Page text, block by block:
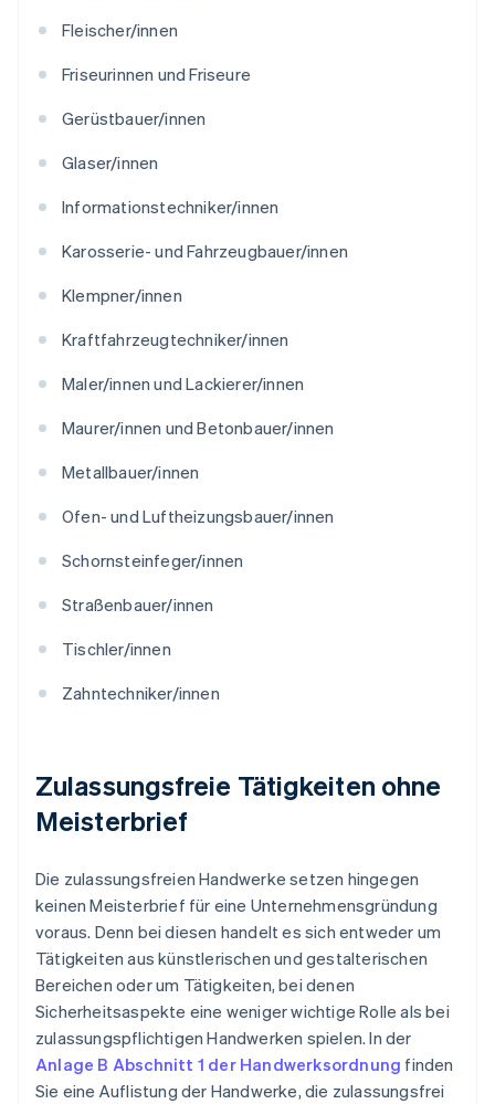
Fleischer/innen
Friseurinnen und Friseure
Gerüstbauer/innen
Glaser/innen
Informationstechniker/innen
Karosserie- und Fahrzeugbauer/innen
Klempner/innen
Kraftfahrzeugtechniker/innen
Maler/innen und Lackierer/innen
Maurer/innen und Betonbauer/innen
Metallbauer/innen
Ofen- und Luftheizungsbauer/innen
Schornsteinfeger/innen
Straßenbauer/innen
Tischler/innen
Zahntechniker/innen
Zulassungsfreie Tätigkeiten ohne
Meisterbrief
Die zulassungsfreien Handwerke setzen hingegen
keinen Meisterbrief für eine Unternehmensgründung
voraus. Denn bei diesen handelt es sich entweder um
Tätigkeiten aus künstlerischen und gestalterischen
Bereichen oder um Tätigkeiten, bei denen
Sicherheitsaspekte eine weniger wichtige Rolle als bei
zulassungspflichtigen Handwerken spielen. In der
Anlage B Abschnitt 1 der Handwerksordnung finden
Sie eine Auflistung der Handwerke, die zulassungsfrei